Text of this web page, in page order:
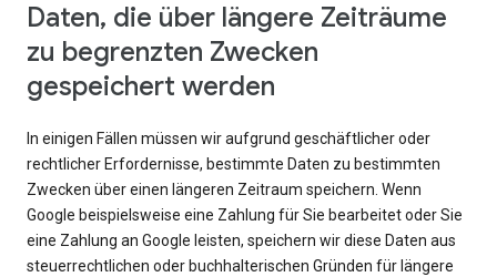
Daten, die über längere Zeiträume
zu begrenzten Zwecken
gespeichert werden
In einigen Fällen müssen wir aufgrund geschäftlicher oder
rechtlicher Erfordernisse, bestimmte Daten zu bestimmten
Zwecken über einen längeren Zeitraum speichern. Wenn
Google beispielsweise eine Zahlung für Sie bearbeitet oder Sie
eine Zahlung an Google leisten, speichern wir diese Daten aus
steuerrechtlichen oder buchhalterischen Gründen für längere